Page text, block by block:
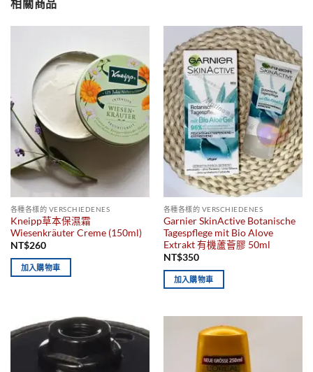
相關商品
各種各樣的 VERSCHIEDENES
Kneipp草本保濕霜
Wiesenkräuter Creme (150ml)
NT$260
加入購物車
各種各樣的 VERSCHIEDENES
Garnier SkinActive Botanische
Tagespflege mit Bio Alove
Extrakt 有機蘆薈膠 50ml
NT$350
加入購物車